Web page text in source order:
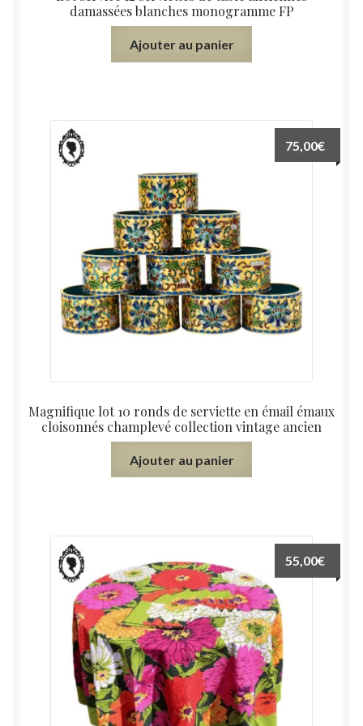
damassées blanches monogramme FP
Ajouter au panier
Magnifique lot 10 ronds de serviette en émail émaux
cloisonnés champlevé collection vintage ancien
75,00€
Ajouter au panier
55,00€